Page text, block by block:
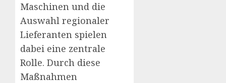
Maschinen und die
Auswahl regionaler
Lieferanten spielen
dabei eine zentrale
Rolle. Durch diese
Maßnahmen